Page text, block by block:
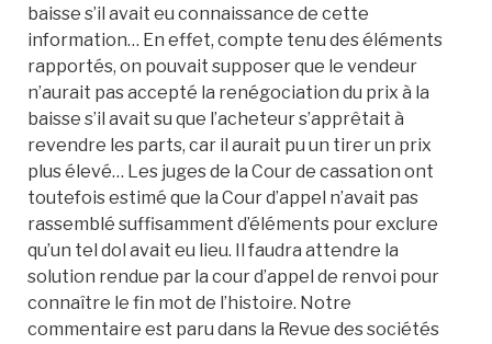
baisse s’il avait eu connaissance de cette
information… En effet, compte tenu des éléments
rapportés, on pouvait supposer que le vendeur
n’aurait pas accepté la renégociation du prix à la
baisse s’il avait su que l’acheteur s’apprêtait à
revendre les parts, car il aurait pu un tirer un prix
plus élevé… Les juges de la Cour de cassation ont
toutefois estimé que la Cour d’appel n’avait pas
rassemblé suffisamment d’éléments pour exclure
qu’un tel dol avait eu lieu. Il faudra attendre la
solution rendue par la cour d’appel de renvoi pour
connaître le fin mot de l’histoire. Notre
commentaire est paru dans la Revue des sociétés